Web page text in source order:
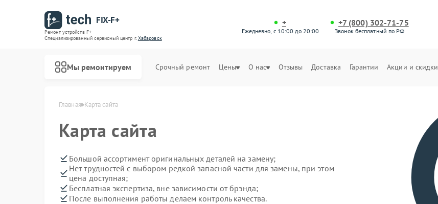
FIX-F+
Ремонт устройств F+
Специализированный cервисный центр г.Хабаровск
+
Ежедневно, с 10:00 до 20:00
+7 (800) 302-71-75
Звонок бесплатный по РФ
Мы ремонтируем Срочный ремонт Цены О нас Отзывы Доставка Гарантии Акции и скидки
Главная Карта сайта
Карта сайта
Большой ассортимент оригинальных деталей на замену;
Нет трудностей с выбором редкой запасной части для замены, при этом
цена доступная;
Бесплатная экспертиза, вне зависимости от брэнда;
После выполнения работы делаем контроль качества.